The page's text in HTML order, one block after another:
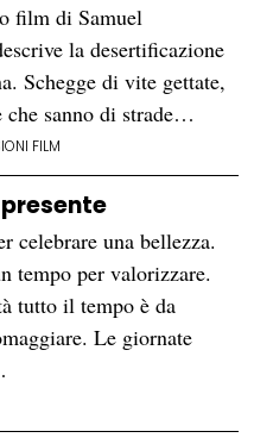
film di Samuel
la desertificazione
Schegge di vite gettate,
che sanno di strade…
FILM
celebrare una bellezza.
tempo per valorizzare.
tutto il tempo è da
Le giornate